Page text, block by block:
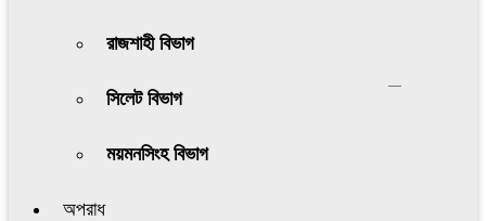
রাজশাহী বিভাগ
সিলেট বিভাগ
ময়মনসিংহ বিভাগ
অপরাধ